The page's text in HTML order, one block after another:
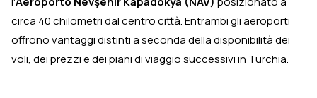
circa 40 chilometri dal centro città. Entrambi gli aeroporti
offrono vantaggi distinti a seconda della disponibilità dei
voli, dei prezzi e dei piani di viaggio successivi in Turchia.